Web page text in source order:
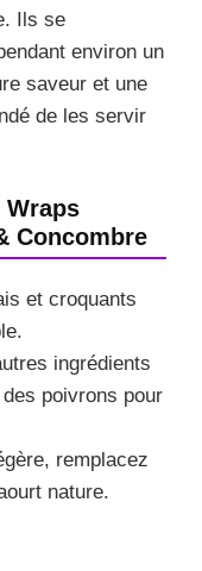
Ils se
environ un
saveur et une
de les servir
Concombre
et croquants
ingrédients
poivrons pour
remplacez
nature.